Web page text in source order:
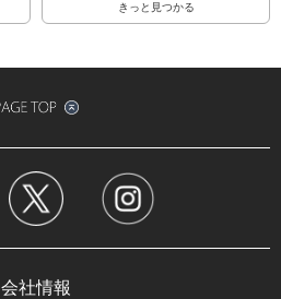
きっと見つかる
会社情報